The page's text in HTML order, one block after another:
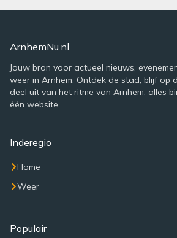
ArnhemNu.nl
Jouw bron voor actueel nieuws,
weer in Arnhem. Ontdek de stad, blijf op
deel uit van het ritme van Arnhem, alles
één website.
Inderegio
Home
Weer
Populair